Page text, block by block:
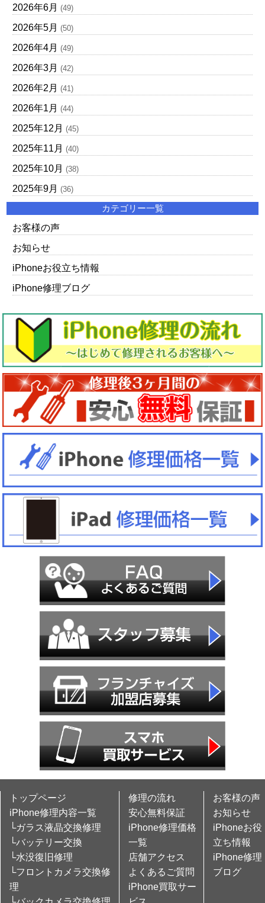
2026年6月 (49)
2026年5月 (50)
2026年4月 (49)
2026年3月 (42)
2026年2月 (41)
2026年1月 (44)
2025年12月 (45)
2025年11月 (40)
2025年10月 (38)
2025年9月 (36)
カテゴリー一覧
お客様の声
お知らせ
iPhoneお役立ち情報
iPhone修理ブログ
トップページ
iPhone修理内容一覧
└ガラス液晶交換修理
└バッテリー交換
└水没復旧修理
└フロントカメラ交換修
理
修理の流れ
安心無料保証
iPhone修理価格
一覧
店舗アクセス
よくあるご質問
iPhone買取サー
お客様の声
お知らせ
iPhoneお役
立ち情報
iPhone修理
ブログ